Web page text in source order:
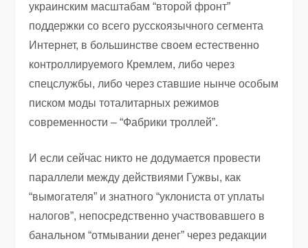
украинским масштабам “второй фронт”
поддержки со всего русскоязычного сегмента
Интернет, в большинстве своем естественно
контроллируемого Кремлем, либо через
спецслужбы, либо через ставшие нынче особым
писком моды тоталитарных режимов
современности – “Фабрики троллей”.
И если сейчас никто не додумается провести
параллели между действиями Гужвы, как
“вымогателя” и знатного “уклониста от уплаты
налогов”, непосредственно участвовавшего в
банальном “отмывании денег” через редакции